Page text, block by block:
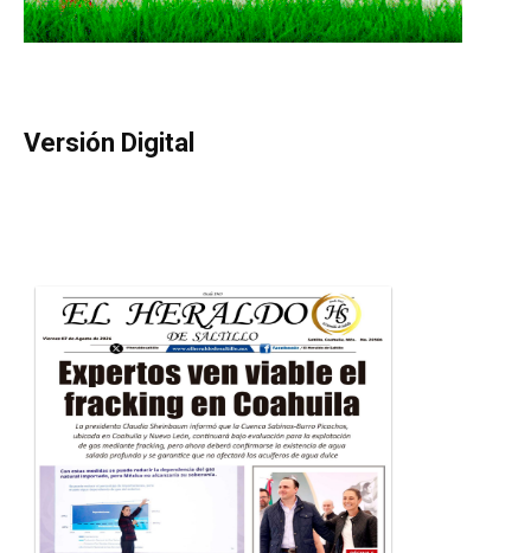
Versión Digital